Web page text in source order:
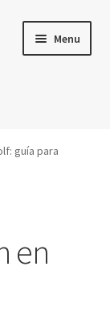
Menu
guía para
en